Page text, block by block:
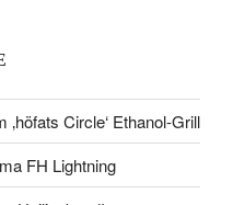
Circle‘ Ethanol-Grill
FH Lightning